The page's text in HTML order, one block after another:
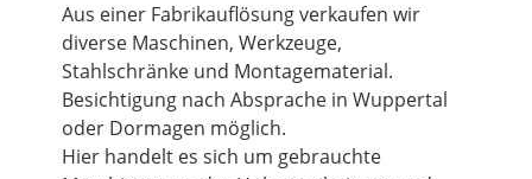
Aus einer Fabrikauflösung verkaufen wir
diverse Maschinen, Werkzeuge,
Stahlschränke und Montagematerial.
Besichtigung nach Absprache in Wuppertal
oder Dormagen möglich.
Hier handelt es sich um gebrauchte